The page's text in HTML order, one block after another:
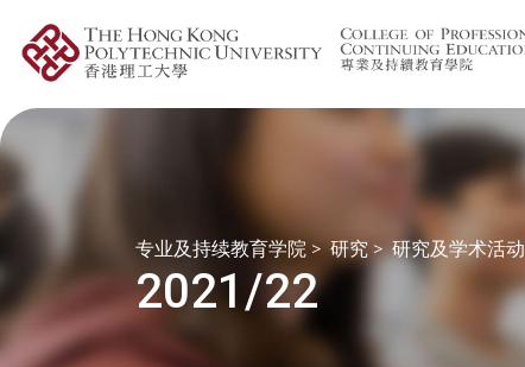
专业及持续教育学院 > 研究> 研究及学术活动
2021/22